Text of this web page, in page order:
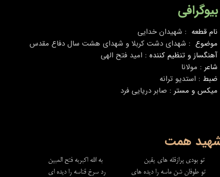
بیوگرافی
نام قطعه : شهیدان خدایی
موضوع : شهدای دشت کربلا و شهدای هشت سال دفاع مقدس
آهنگساز و تنظیم کننده : امید فتح الهی
شاعر : مولانا
ضبط : استدیو ترانه
میکس و مستر : صابر دریایی فرد
همت
تو بودی پرازقله های یقین به الله اکبربه فتح المبین
تو طوفان شن ماسه را دیده های رد سرخ قناسه را دیده ای